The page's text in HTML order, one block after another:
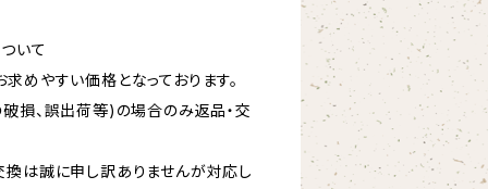
いて
めやすい価格となっております。
損、誤出荷等)の場合のみ返品・交
換は誠に申し訳ありませんが対応し